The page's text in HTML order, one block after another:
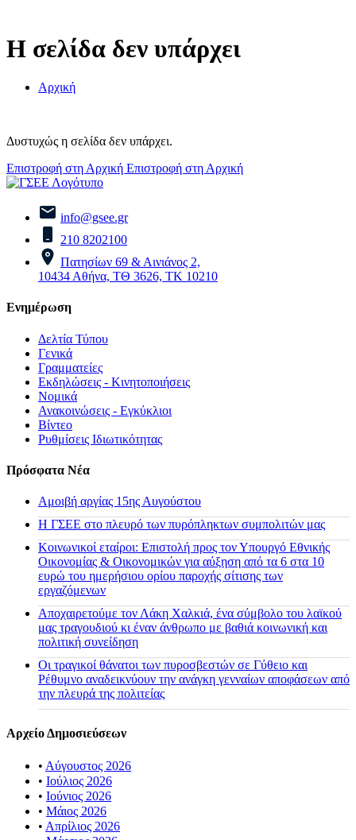
Η σελίδα δεν υπάρχει
Αρχική
Δυστυχώς η σελίδα δεν υπάρχει.
Επιστροφή στη Αρχική Επιστροφή στη Αρχική
info@gsee.gr
210 8202100
Πατησίων 69 & Αινιάνος 2,
10434 Αθήνα, ΤΘ 3626, ΤΚ 10210
Ενημέρωση
Δελτία Τύπου
Γενικά
Γραμματείες
Εκδηλώσεις - Κινητοποιήσεις
Νομικά
Ανακοινώσεις - Εγκύκλιοι
Βίντεο
Ρυθμίσεις Ιδιωτικότητας
Πρόσφατα Νέα
Αμοιβή αργίας 15ης Αυγούστου
H ΓΣΕΕ στο πλευρό των πυρόπληκτων συμπολιτών μας
Κοινωνικοί εταίροι: Επιστολή προς τον Υπουργό Εθνικής
Οικονομίας & Οικονομικών για αύξηση από τα 6 στα 10
ευρώ του ημερήσιου ορίου παροχής σίτισης των
εργαζόμενων
Αποχαιρετούμε τον Λάκη Χαλκιά, ένα σύμβολο του λαϊκού
μας τραγουδιού κι έναν άνθρωπο με βαθιά κοινωνική και
πολιτική συνείδηση
Οι τραγικοί θάνατοι των πυροσβεστών σε Γύθειο και
Ρέθυμνο αναδεικνύουν την ανάγκη γενναίων αποφάσεων από
την πλευρά της πολιτείας
Αρχείο Δημοσιεύσεων
• Αύγουστος 2026
• Ιούλιος 2026
• Ιούνιος 2026
• Μάιος 2026
• Απρίλιος 2026